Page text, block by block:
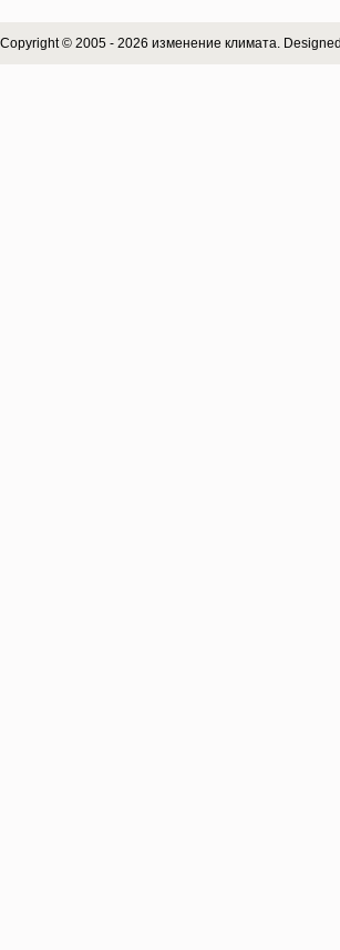
Copyright © 2005 - 2026 изменение климата.